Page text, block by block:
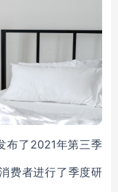
布了2021年第三季
费者进行了季度研